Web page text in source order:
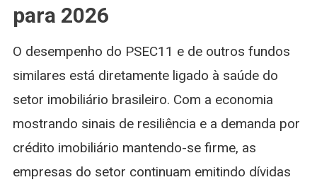
para 2026
O desempenho do PSEC11 e de outros fundos
similares está diretamente ligado à saúde do
setor imobiliário brasileiro. Com a economia
mostrando sinais de resiliência e a demanda por
crédito imobiliário mantendo-se firme, as
empresas do setor continuam emitindo dívidas